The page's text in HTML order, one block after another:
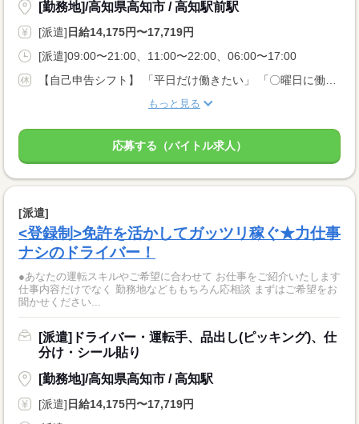
[勤務地]/高知県高知市 / 高知駅前駅
[派遣]日給14,175円〜17,719円
[派遣]09:00〜21:00、11:00〜22:00、06:00〜17:00
もっと見る
応募する（バイトル求人）
[派遣]
<登録制>免許を活かしてガッツリ稼ぐ★力仕事
ナシのドライバー！
●あなたの運転スキルやご希望に合わせて お仕事をご紹介いたします
仕事内容だけでなく 勤務地などももちろん応相談 まずはご希望をお
聞かせください...
[派遣]ドライバー・運転手、品出し(ピッキング)、仕
分け・シール貼り
[勤務地]/高知県高知市 / 高知駅
[派遣]日給14,175円〜17,719円